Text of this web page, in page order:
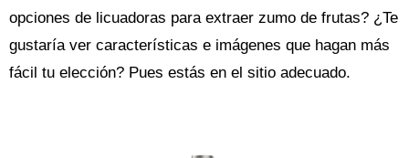
opciones de licuadoras para extraer zumo de frutas? ¿Te
gustaría ver características e imágenes que hagan más
fácil tu elección? Pues estás en el sitio adecuado.